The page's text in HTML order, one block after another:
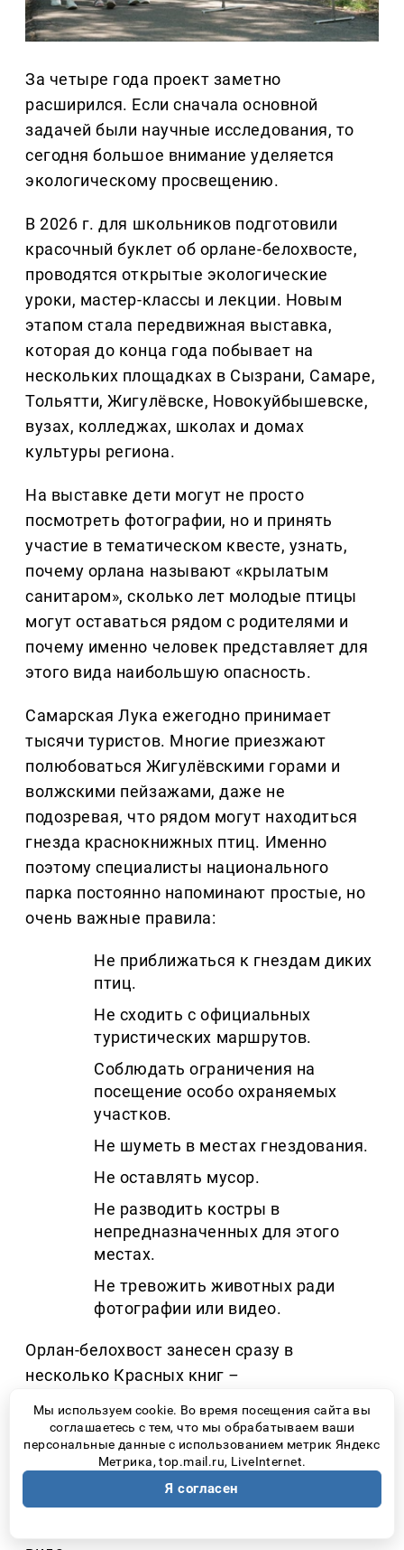
За четыре года проект заметно
расширился. Если сначала основной
задачей были научные исследования, то
сегодня большое внимание уделяется
экологическому просвещению.
В 2026 г. для школьников подготовили
красочный буклет об орлане-белохвосте,
проводятся открытые экологические
уроки, мастер-классы и лекции. Новым
этапом стала передвижная выставка,
которая до конца года побывает на
нескольких площадках в Сызрани, Самаре,
Тольятти, Жигулёвске, Новокуйбышевске,
вузах, колледжах, школах и домах
культуры региона.
На выставке дети могут не просто
посмотреть фотографии, но и принять
участие в тематическом квесте, узнать,
почему орлана называют «крылатым
санитаром», сколько лет молодые птицы
могут оставаться рядом с родителями и
почему именно человек представляет для
этого вида наибольшую опасность.
Самарская Лука ежегодно принимает
тысячи туристов. Многие приезжают
полюбоваться Жигулёвскими горами и
волжскими пейзажами, даже не
подозревая, что рядом могут находиться
гнезда краснокнижных птиц. Именно
поэтому специалисты национального
парка постоянно напоминают простые, но
очень важные правила:
Не приближаться к гнездам диких
птиц.
Не сходить с официальных
туристических маршрутов.
Соблюдать ограничения на
посещение особо охраняемых
участков.
Не шуметь в местах гнездования.
Не оставлять мусор.
Не разводить костры в
непредназначенных для этого
местах.
Не тревожить животных ради
фотографии или видео.
Орлан-белохвост занесен сразу в
несколько Красных книг –
международную, российскую и
региональную. Во всей России, по оценкам
специалистов, насчитывается около 2500
пар этих птиц, поэтому каждая территория,
Мы используем cookie. Во время посещения сайта вы
соглашаетесь с тем, что мы обрабатываем ваши
персональные данные с использованием метрик Яндекс
Метрика, top.mail.ru, LiveInternet.
Я согласен